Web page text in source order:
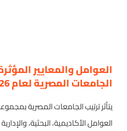
العوامل والمعايير
الجامعات المصرية لعام 2026
يتأثر ترتيب الجامعات المصرية
العوامل الأكاديمية، البحثية،